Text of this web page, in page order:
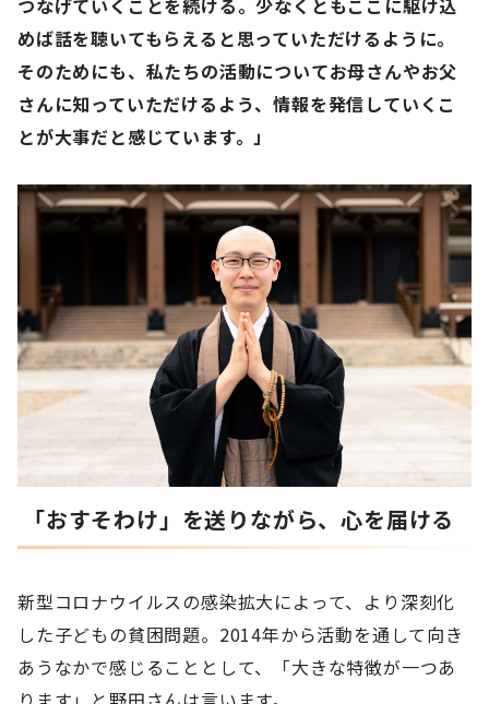
つなげていくことを続ける。少なくともここに駆け込
めば話を聴いてもらえると思っていただけるように。
そのためにも、私たちの活動についてお母さんやお父
さんに知っていただけるよう、情報を発信していくこ
とが大事だと感じています。」
「おすそわけ」を送りながら、心を届ける
新型コロナウイルスの感染拡大によって、より深刻化
した子どもの貧困問題。2014年から活動を通して向き
あうなかで感じることとして、「大きな特徴が一つあ